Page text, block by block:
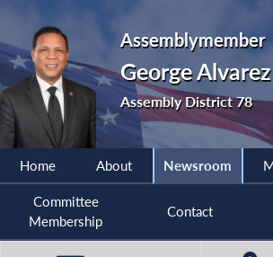
Assemblymember
George Alvarez
Assembly District 78
Home About Newsroom
Committee
Membership
Contact